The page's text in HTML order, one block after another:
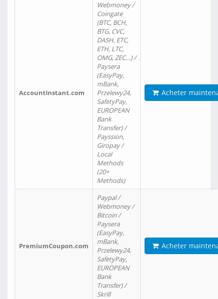
AccountInstant.com
Webmoney /
Coingate
(BTC, BCH,
BTG, CVC,
DASH, ETC,
ETH, LTC,
OMG, ZEC…) /
Paysera
(EasyPay,
mBank,
Przelewy24,
SafetyPay,
EUROPEAN
Bank
Transfer) /
Payssion,
Giropay /
Local
Methods
(20+
Methods)
Acheter
PremiumCoupon.com
Paypal /
Webmoney /
Bitcoin /
Paysera
(EasyPay,
mBank,
Przelewy24,
SafetyPay,
EUROPEAN
Bank
Transfer) /
Skrill
Acheter